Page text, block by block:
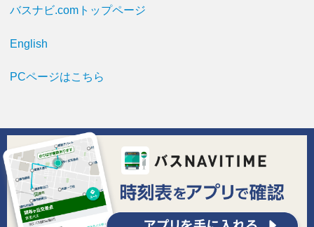
バスナビ.comトップページ
English
PCページはこちら